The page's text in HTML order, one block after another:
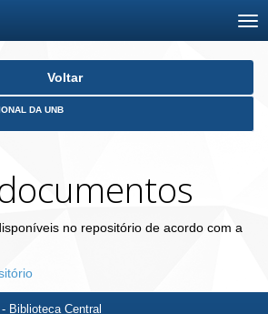
Voltar
DA UNB
no repositório de acordo com a
Biblioteca Central